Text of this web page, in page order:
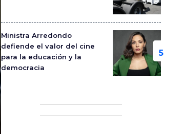
Ministra Arredondo
defiende el valor del cine
para la educación y la
democracia